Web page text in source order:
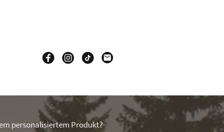
personalisiertem Produkt?